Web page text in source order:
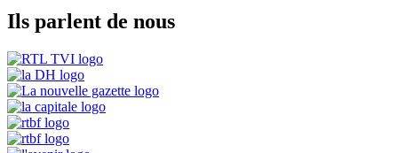
Ils parlent de nous